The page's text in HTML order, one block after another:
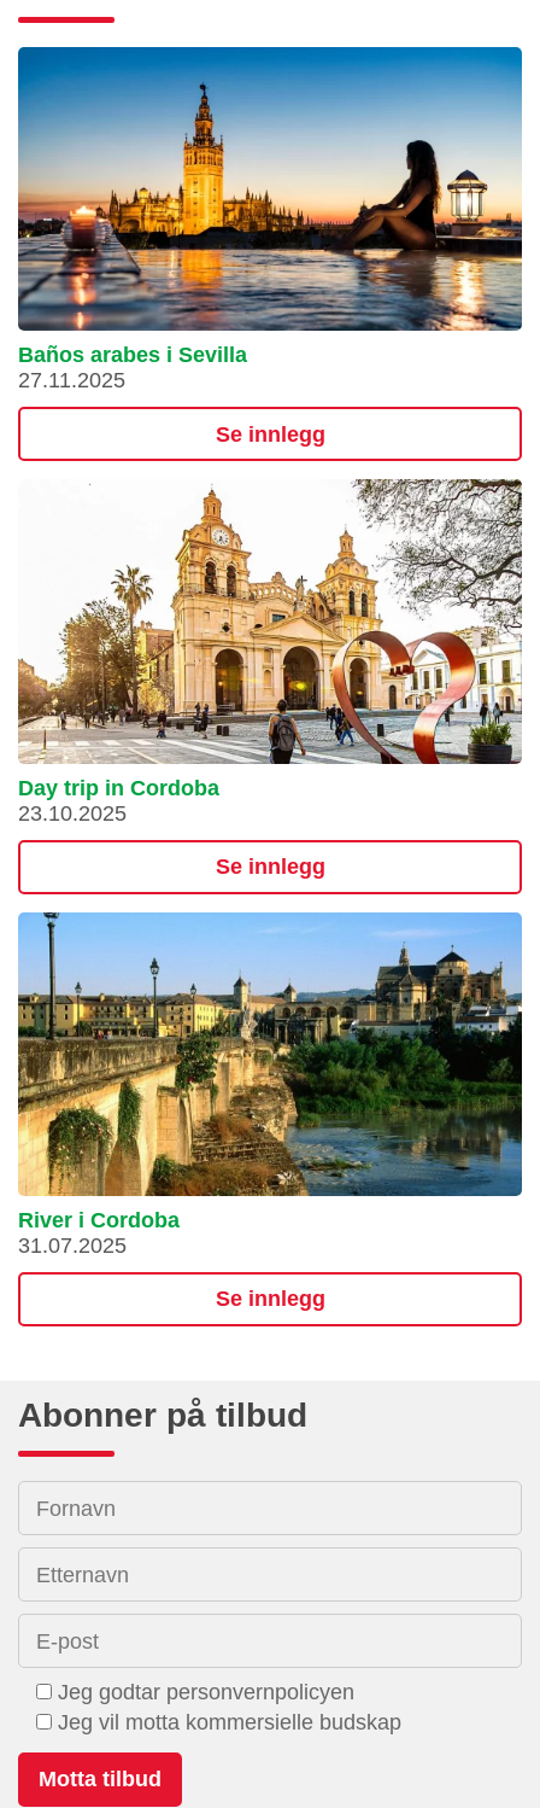
Baños arabes i Sevilla
27.11.2025
Se innlegg
Day trip in Cordoba
23.10.2025
Se innlegg
River i Cordoba
31.07.2025
Se innlegg
Abonner på tilbud
Fornavn
Etternavn
E-post
Jeg godtar personvernpolicyen
Jeg vil motta kommersielle budskap